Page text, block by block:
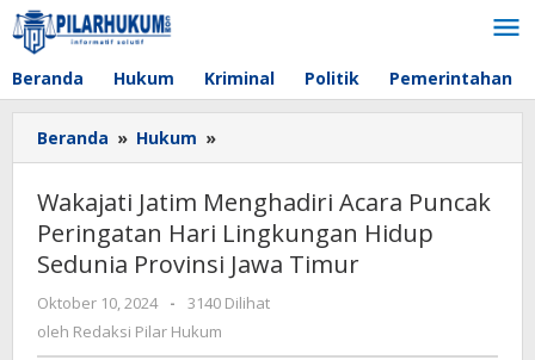
Lewati
ke
konten
Beranda Hukum Kriminal Politik Pemerintahan
Beranda » Hukum »
Jatim
Menghadiri
Acara
Puncak
Peringatan
Lingkungan
Hidup
Wakajati Jatim Menghadiri Acara Puncak
Peringatan Hari Lingkungan Hidup
Sedunia Provinsi Jawa Timur
Oktober 10, 2024
oleh
Redaksi
-
3140 Dilihat
oleh Redaksi Pilar Hukum